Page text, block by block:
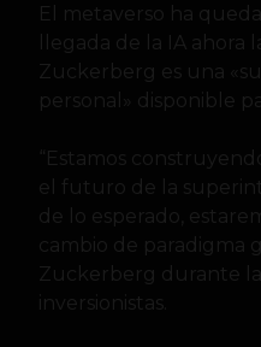
El metaverso ha
llegada de la IA ahora
Zuckerberg es una
personal» disponible
“Estamos
el futuro de la
de lo esperado,
cambio de paradigma
Zuckerberg durante
inversionistas.